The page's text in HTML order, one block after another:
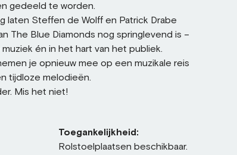
gedeeld te worden.
laten Steffen de Wolff en Patrick Drabe
The Blue Diamonds nog springlevend is –
én in het hart van het publiek.
je opnieuw mee op een muzikale reis
tijdloze melodieën.
Mis het niet!
Toegankelijkheid:
Rolstoelplaatsen beschikbaar.